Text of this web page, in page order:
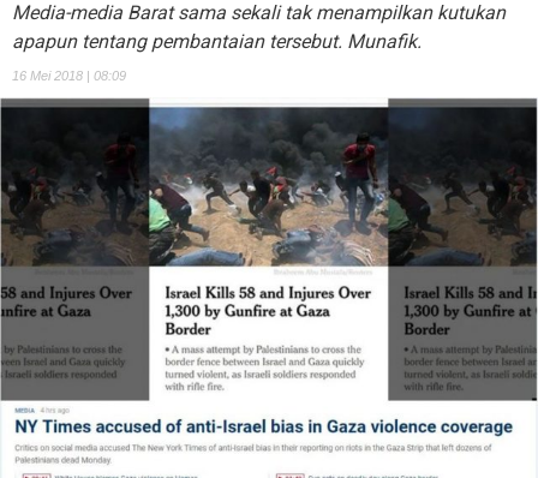
Media-media Barat sama sekali tak menampilkan kutukan
apapun tentang pembantaian tersebut. Munafik.
16 Mei 2018 | 08:09